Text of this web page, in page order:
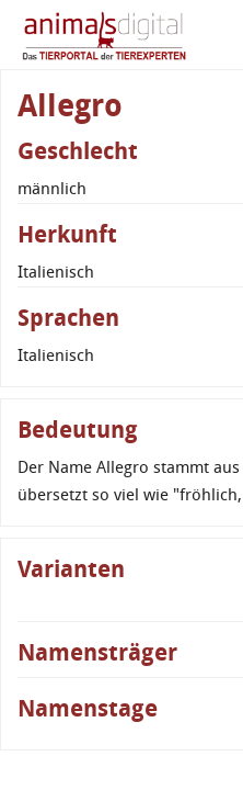
Allegro
Geschlecht
männlich
Herkunft
Italienisch
Sprachen
Italienisch
Bedeutung
Der Name Allegro stammt
übersetzt so viel wie
Varianten
Namensträger
Namenstage